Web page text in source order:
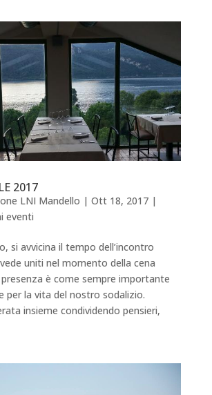
2017
LNI Mandello | Ott 18, 2017|
eventi
si avvicina il tempo dell’incontro
uniti nel momento della cena
è come sempre importante
per la vita del nostro sodalizio.
insieme condividendo pensieri,